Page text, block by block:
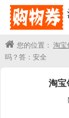
您的位置： 淘宝
吗？答：安全
淘宝